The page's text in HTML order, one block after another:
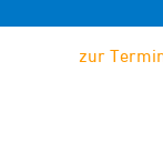
zur